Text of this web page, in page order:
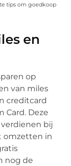
tips om goedkoop
en
op
van miles
creditcard
Card. Deze
bij
omzetten in
nog de